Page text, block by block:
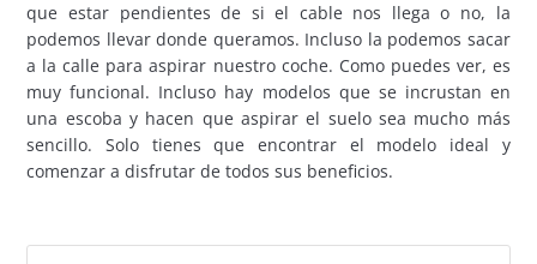
que estar pendientes de si el cable nos llega o no, la
podemos llevar donde queramos. Incluso la podemos sacar
a la calle para aspirar nuestro coche. Como puedes ver, es
muy funcional. Incluso hay modelos que se incrustan en
una escoba y hacen que aspirar el suelo sea mucho más
sencillo. Solo tienes que encontrar el modelo ideal y
comenzar a disfrutar de todos sus beneficios.